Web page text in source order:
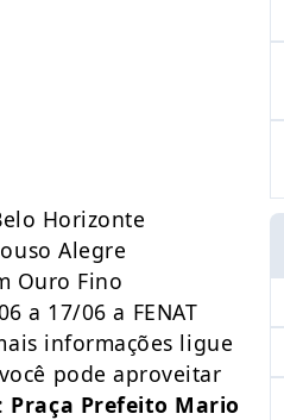
Horizonte
Alegre
Fino
a 17/06 a FENAT
informações ligue
pode aproveitar
Praça Prefeito Mario